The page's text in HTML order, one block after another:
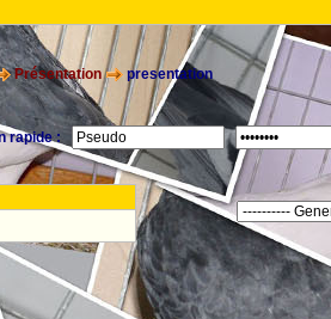
Présentation presentation
rapide :